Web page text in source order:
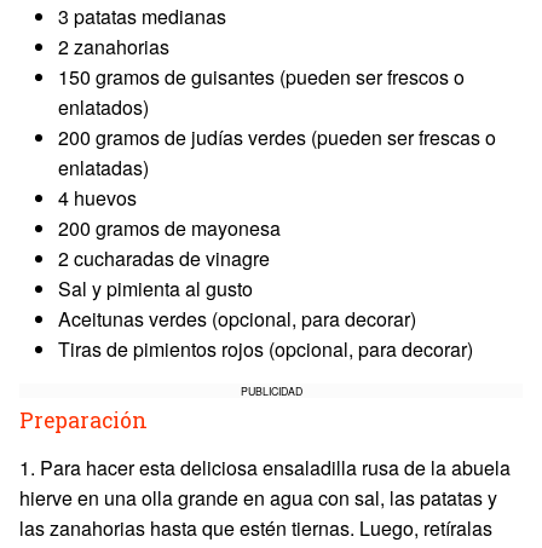
3 patatas medianas
2 zanahorias
150 gramos de guisantes (pueden ser frescos o
enlatados)
200 gramos de judías verdes (pueden ser frescas o
enlatadas)
4 huevos
200 gramos de mayonesa
2 cucharadas de vinagre
Sal y pimienta al gusto
Aceitunas verdes (opcional, para decorar)
Tiras de pimientos rojos (opcional, para decorar)
PUBLICIDAD
Preparación
1. Para hacer esta deliciosa ensaladilla rusa de la abuela
hierve en una olla grande en agua con sal, las patatas y
las zanahorias hasta que estén tiernas. Luego, retíralas